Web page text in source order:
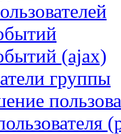
(ajax)
группы